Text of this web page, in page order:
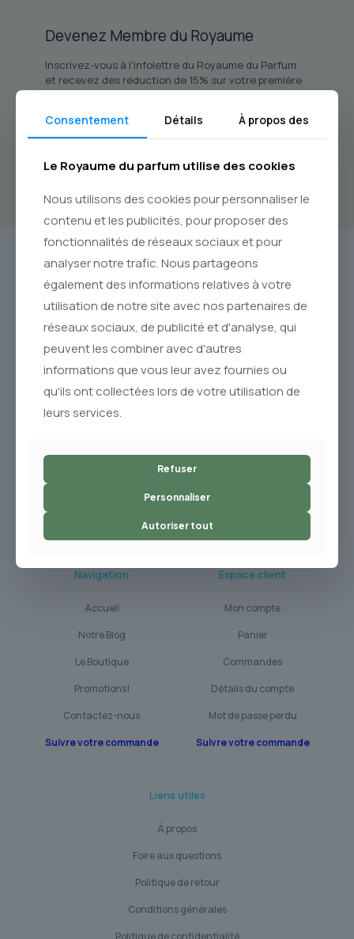
Devenez Membre du Royaume
Inscrivez-vous à l'infolettre du Royaume du Parfum
et recevez des réduction de 15% sur votre première
commande.
*(Applicable sur les articles à prix régulier seulement. Non cumulable
Le Royaume du Parfum est votre destination en ligne
prix réduits. Découvrez notre vaste collection de plus de
1200 fragrances. Expédition rapide et garantie
+1 418-655-7637
Navigation
Accueil
Notre Blog
Le Boutique
Promotions!
Contactez-nous
Suivre votre commande
Espace client
Mon compte
Panier
Commandes
Détails du compte
Mot de passe perdu
Suivre votre commande
Liens utiles
À propos
Foire aux questions
Politique de retour
Conditions générales
Consentement Détails À propos des
Le Royaume du parfum utilise des cookies
Nous utilisons des cookies pour personnaliser le
contenu et les publicités, pour proposer des
fonctionnalités de réseaux sociaux et pour
analyser notre trafic. Nous partageons
également des informations relatives à votre
utilisation de notre site avec nos partenaires de
réseaux sociaux, de publicité et d'analyse, qui
peuvent les combiner avec d'autres
informations que vous leur avez fournies ou
qu'ils ont collectées lors de votre utilisation de
leurs services.
Refuser
Personnaliser
Autoriser tout